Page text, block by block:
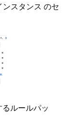
スタンス のセ
ルールパッ